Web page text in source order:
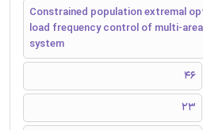
Constrained population extremal
load frequency control of multi-
system
46
23